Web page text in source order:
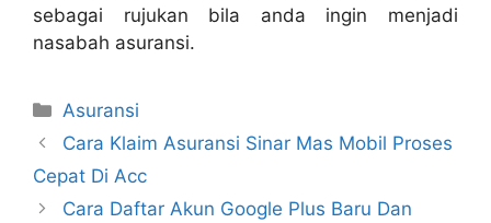
sebagai rujukan bila anda ingin menjadi
nasabah asuransi.
Categories
Asuransi
Cara Klaim Asuransi Sinar Mas Mobil Proses
Cepat Di Acc
Cara Daftar Akun Google Plus Baru Dan